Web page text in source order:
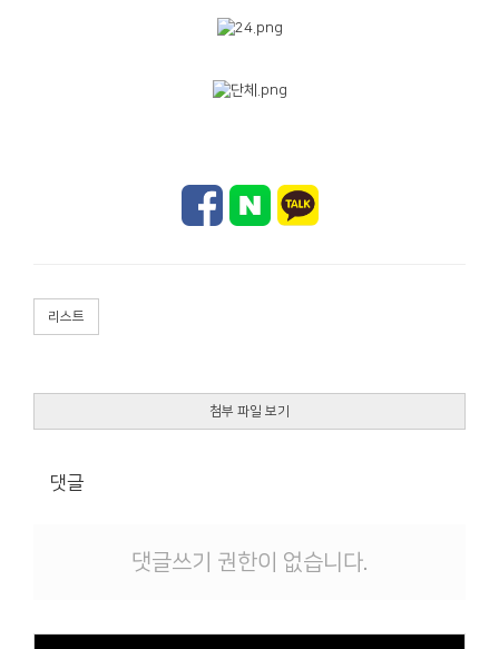
리스트
첨부 파일 보기
댓글
댓글쓰기 권한이 없습니다.